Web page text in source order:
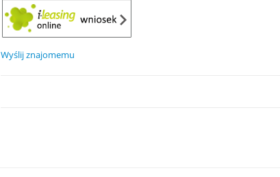
Wyślij znajomemu